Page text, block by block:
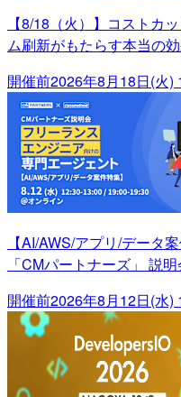
【8/18（火）】コストカ
ム刷新がもたらす本当の
開催前2026年8月18日(火)
【AI/AWS/アプリ/データ
「CMパートナーズ」 説
開催前2026年8月12日(水)